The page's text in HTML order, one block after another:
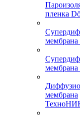
пленка
мембрана
мембрана